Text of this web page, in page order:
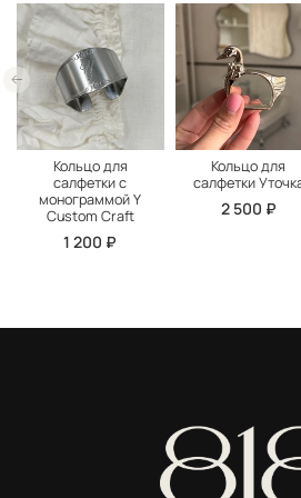
Кольцо для
салфетки с
монограммой Y
Custom Craft
1 200 ₽
Кольцо для
салфетки
2 500 ₽